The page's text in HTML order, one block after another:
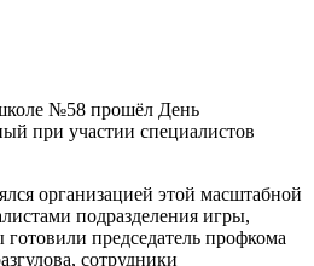
№58 прошёл День
при участии специалистов
организацией этой масштабной
подразделения игры,
председатель профкома
сотрудники